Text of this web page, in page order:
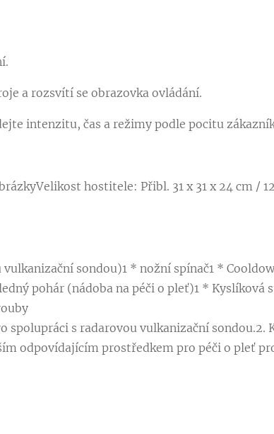
a rozsvítí se obrazovka ovládání.
intenzitu, čas a režimy podle pocitu
hostitele: Přibl. 31 x 31 x 24 cm /
sondou)1 * nožní spínač1 *
pohár (nádoba na péči o pleť)1 * Kyslíková
spolupráci s radarovou vulkanizační sondou.2.
odpovídajícím prostředkem pro péči o pleť